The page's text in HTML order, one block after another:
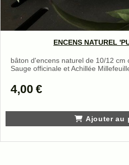
ENCENS NATUREL
bâton d'encens naturel de 10/12 cm
Sauge officinale et Achillée
4,00 €
Ajouter au